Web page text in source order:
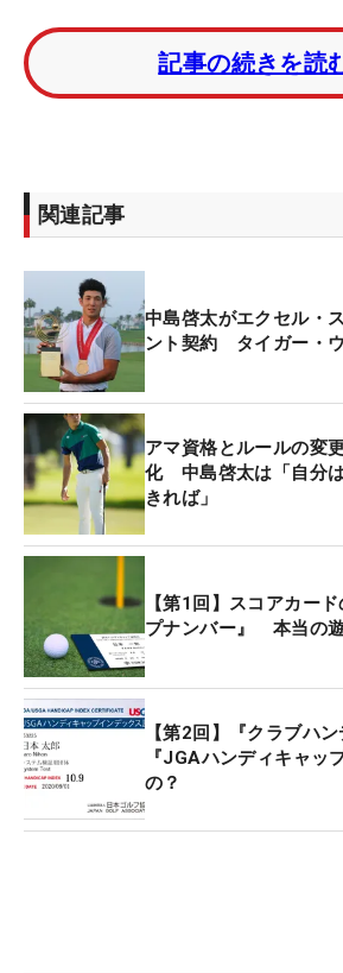
中島啓太のぶっ飛びスイングを松
解説【連続写真】
（1）賞の限度額（700ポンド、ま
を越える賞を受け取ること、ま
ョナルとしてプレーすること、（
て報酬を得ること、（4）ゴルフ
ッショナルとして雇用される、（
ョナルゴルファーの協会の会員に
ライターY 「（1）の賞の限度額
日本円ではいくらになるんだろう
記者S 「10万円以下となってい
ライターY 「今までが7万5000
ら、2万5000円プラスされたわけ
チュアがトーナメントで賞金を獲
わらないんでしょ？」
記事の続きを読
関連記事
中島啓太がエクセル・
ント契約 タイガー・
アマ資格とルールの変
化 中島啓太は「自分
きれば」
【第1回】スコアカー
プナンバー』 本当の
【第2回】『クラブハ
『JGAハンディキャッ
の？